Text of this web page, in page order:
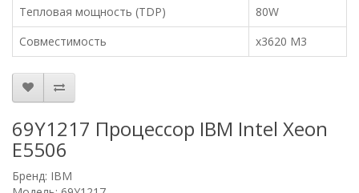
Тепловая мощность (TDP)
80W
Совместимость
x3620 M3
69Y1217 Процессор IBM Intel Xeon
E5506
Бренд: IBM